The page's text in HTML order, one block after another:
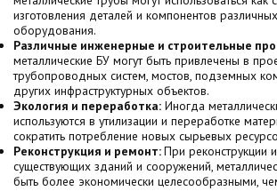
изготовления деталей и компонентов
оборудования.
Различные инженерные и строительные
металлические БУ могут быть привлечены в
трубопроводных систем, мостов, подземных
других инфраструктурных объектов.
Экология и переработка: Иногда
используются в утилизации и переработке
сократить потребление новых сырьевых
Реконструкция и ремонт:При реконструкции
существующих зданий и сооружений,
быть более экономически целесообразными,